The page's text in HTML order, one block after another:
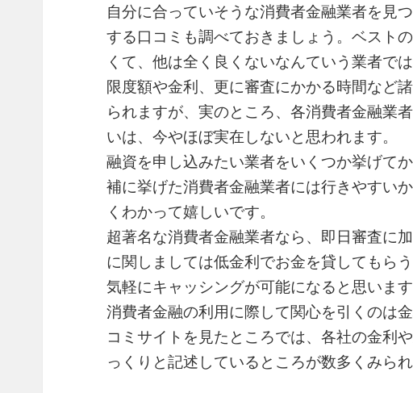
自分に合っていそうな消費者金融業者を見
する口コミも調べておきましょう。ベスト
くて、他は全く良くないなんていう業者で
限度額や金利、更に審査にかかる時間など
られますが、実のところ、各消費者金融業
いは、今やほぼ実在しないと思われます。
融資を申し込みたい業者をいくつか挙げて
補に挙げた消費者金融業者には行きやすい
くわかって嬉しいです。
超著名な消費者金融業者なら、即日審査に
に関しましては低金利でお金を貸してもら
気軽にキャッシングが可能になると思います
消費者金融の利用に際して関心を引くのは
コミサイトを見たところでは、各社の金利
っくりと記述しているところが数多くみられ